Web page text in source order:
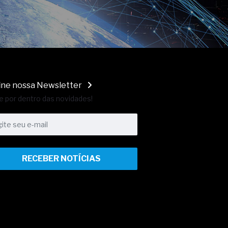
nossa Newsletter
por dentro das novidades!
RECEBER NOTÍCIAS